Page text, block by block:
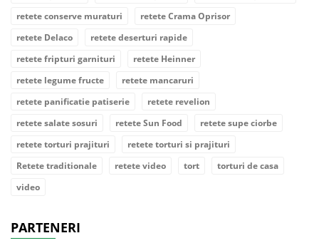
retete conserve muraturi
retete Crama Oprisor
retete Delaco
retete deserturi rapide
retete fripturi garnituri
retete Heinner
retete legume fructe
retete mancaruri
retete panificatie patiserie
retete revelion
retete salate sosuri
retete Sun Food
retete supe ciorbe
retete torturi prajituri
retete torturi si prajituri
Retete traditionale
retete video tort
torturi de casa
video
PARTENERI